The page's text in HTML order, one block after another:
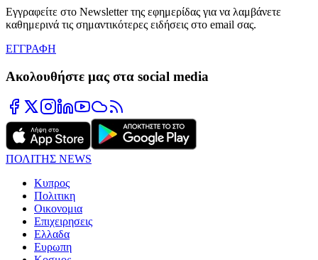
Εγγραφείτε στο Newsletter της εφημερίδας για να λαμβάνετε
καθημερινά τις σημαντικότερες ειδήσεις στο email σας.
ΕΓΓΡΑΦΗ
Ακολουθήστε μας στα social media
ΠΟΛΙΤΗΣ NEWS
Κυπρος
Πολιτικη
Οικονομια
Επιχειρησεις
Ελλαδα
Ευρωπη